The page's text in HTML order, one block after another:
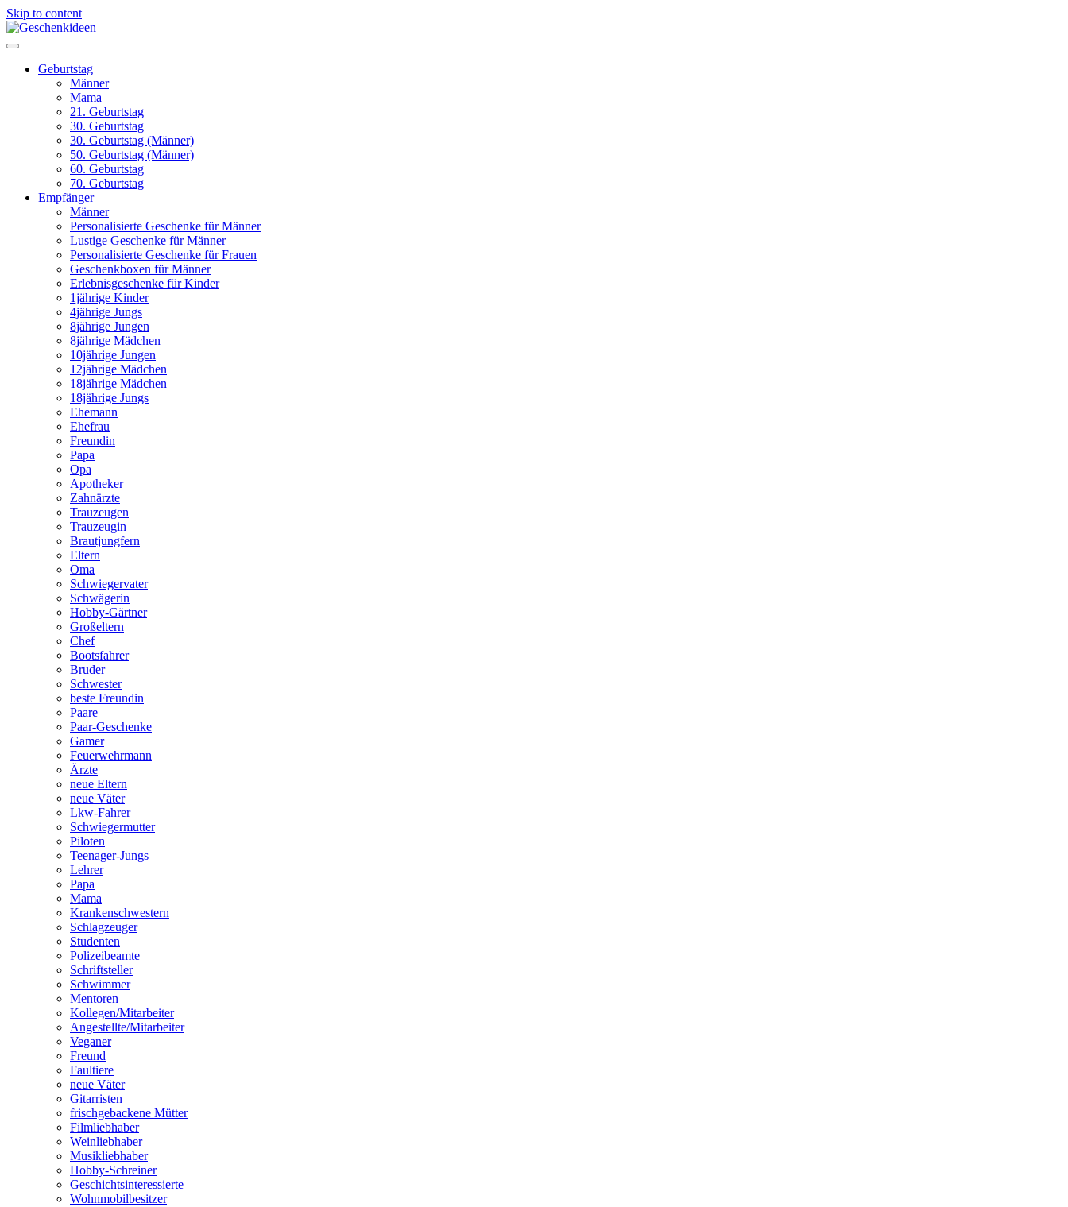
Skip to content
Geburtstag
Männer
Mama
21. Geburtstag
30. Geburtstag
30. Geburtstag (Männer)
50. Geburtstag (Männer)
60. Geburtstag
70. Geburtstag
Empfänger
Männer
Personalisierte Geschenke für Männer
Lustige Geschenke für Männer
Personalisierte Geschenke für Frauen
Geschenkboxen für Männer
Erlebnisgeschenke für Kinder
1jährige Kinder
4jährige Jungs
8jährige Jungen
8jährige Mädchen
10jährige Jungen
12jährige Mädchen
18jährige Mädchen
18jährige Jungs
Ehemann
Ehefrau
Freundin
Papa
Opa
Apotheker
Zahnärzte
Trauzeugen
Trauzeugin
Brautjungfern
Eltern
Oma
Schwiegervater
Schwägerin
Hobby-Gärtner
Großeltern
Chef
Bootsfahrer
Bruder
Schwester
beste Freundin
Paare
Paar-Geschenke
Gamer
Feuerwehrmann
Ärzte
neue Eltern
neue Väter
Lkw-Fahrer
Schwiegermutter
Piloten
Teenager-Jungs
Lehrer
Papa
Mama
Krankenschwestern
Schlagzeuger
Studenten
Polizeibeamte
Schriftsteller
Schwimmer
Mentoren
Kollegen/Mitarbeiter
Angestellte/Mitarbeiter
Veganer
Freund
Faultiere
neue Väter
Gitarristen
frischgebackene Mütter
Filmliebhaber
Weinliebhaber
Musikliebhaber
Hobby-Schreiner
Geschichtsinteressierte
Wohnmobilbesitzer